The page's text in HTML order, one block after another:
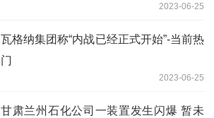
2023-06-25
瓦格纳集团称“内战已经正式开始”-当前热
门
2023-06-25
甘肃兰州石化公司一装置发生闪爆 暂未